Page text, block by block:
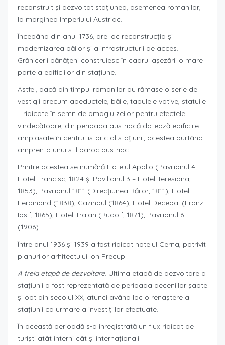
reconstruit şi dezvoltat staţiunea, asemenea romanilor,
la marginea Imperiului Austriac.
Începând din anul 1736, are loc reconstrucţia şi
modernizarea băilor şi a infrastructurii de acces.
Grănicerii bănăţeni construiesc în cadrul aşezării o mare
parte a edificiilor din staţiune.
Astfel, dacă din timpul romanilor au rămase o serie de
vestigii precum apeductele, băile, tabulele votive, statuile
– ridicate în semn de omagiu zeilor pentru efectele
vindecătoare, din perioada austriacă datează edificiile
amplasate în centrul istoric al staţiunii, acestea purtând
amprenta unui stil baroc austriac.
Printre acestea se numără Hotelul Apollo (Pavilionul 4-
Hotel Francisc, 1824 şi Pavilionul 3 – Hotel Teresiana,
1853), Pavilionul 1811 (Direcţiunea Băilor, 1811), Hotel
Ferdinand (1838), Cazinoul (1864), Hotel Decebal (Franz
Iosif, 1865), Hotel Traian (Rudolf, 1871), Pavilionul 6
(1906).
Între anul 1936 şi 1939 a fost ridicat hotelul Cerna, potrivit
planurilor arhitectului Ion Precup.
A treia etapă de dezvoltare. Ultima etapă de dezvoltare a
staţiunii a fost reprezentată de perioada deceniilor şapte
şi opt din secolul XX, atunci având loc o renaştere a
staţiunii ca urmare a investiţiilor efectuate.
În această perioadă s-a înregistrată un flux ridicat de
turişti atât interni cât şi internaţionali.